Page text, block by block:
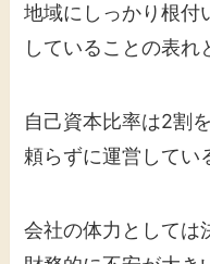
地域にしっかり根付
していることの表れ
自己資本比率は2割
頼らずに運営してい
会社の体力としては